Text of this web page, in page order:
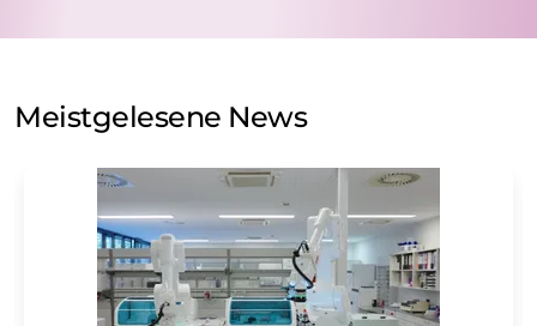
auf Basis unsererDatenschutzerklärung. LUMITOS darf
Meinungsforschung per E-Mail kontaktieren. Ihre
Einwilligung können Sie jederzeit ohne Angabe von
Str. 2, 12489 Berlin oder per E-Mail unter
widerruf@lumitos.commit Wirkung für die Zukunft
widerrufen. Zudem ist in jeder E-Mail ein Link zur
Abbestellung des entsprechenden Newsletters
enthalten.
Meistgelesene News